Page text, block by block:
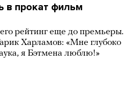
в прокат фильм
рейтинг еще до премьеры.
Харламов: «Мне глубоко
я Бэтмена люблю!»